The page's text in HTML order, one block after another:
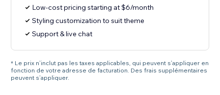
Low-cost pricing starting at $6/month
Styling customization to suit theme
Support & live chat
* Le prix n’inclut pas les taxes applicables, qui peuvent s’appliquer en
fonction de votre adresse de facturation. Des frais supplémentaires
peuvent s’appliquer.